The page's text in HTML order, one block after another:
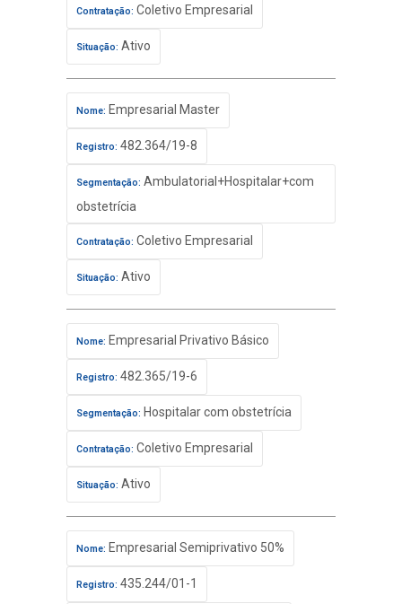
Contratação: Coletivo Empresarial
Situação: Ativo
Nome: Empresarial Master
Registro: 482.364/19-8
Segmentação: Ambulatorial+Hospitalar+com
obstetrícia
Contratação: Coletivo Empresarial
Situação: Ativo
Nome: Empresarial Privativo Básico
Registro: 482.365/19-6
Segmentação: Hospitalar com obstetrícia
Contratação: Coletivo Empresarial
Situação: Ativo
Nome: Empresarial Semiprivativo 50%
Registro: 435.244/01-1